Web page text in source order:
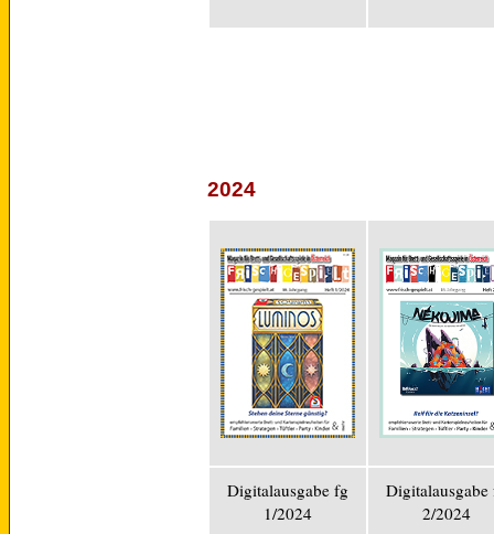
2024
Digitalausgabe fg
1/2024
Digitalausgabe
2/2024